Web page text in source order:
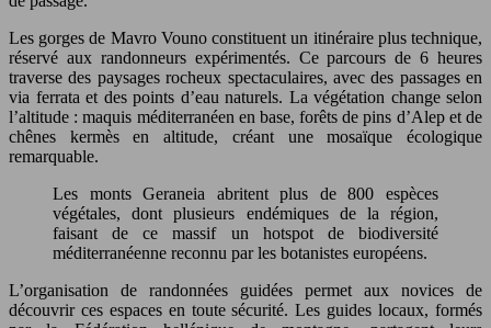
Les gorges de Mavro Vouno constituent un itinéraire plus technique,
réservé aux randonneurs expérimentés. Ce parcours de 6 heures
traverse des paysages rocheux spectaculaires, avec des passages en
via ferrata et des points d’eau naturels. La végétation change selon
l’altitude : maquis méditerranéen en base, forêts de pins d’Alep et de
chênes kermès en altitude, créant une mosaïque écologique
remarquable.
Les monts Geraneia abritent plus de 800 espèces
végétales, dont plusieurs endémiques de la région,
faisant de ce massif un hotspot de biodiversité
méditerranéenne reconnu par les botanistes européens.
L’organisation de randonnées guidées permet aux novices de
découvrir ces espaces en toute sécurité. Les guides locaux, formés